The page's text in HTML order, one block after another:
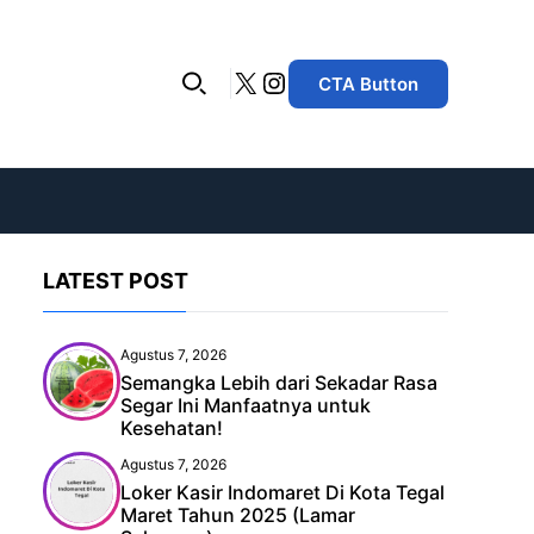
X Instagram
CTA Button
LATEST POST
Agustus 7, 2026
Semangka Lebih dari Sekadar Rasa
Segar Ini Manfaatnya untuk
Kesehatan!
Agustus 7, 2026
Loker Kasir Indomaret Di Kota Tegal
Maret Tahun 2025 (Lamar